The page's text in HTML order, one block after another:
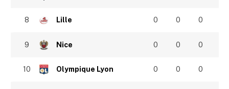
8 Lille 0 0 0
9 Nice 0 0 0
10 Olympique Lyon 0 0 0